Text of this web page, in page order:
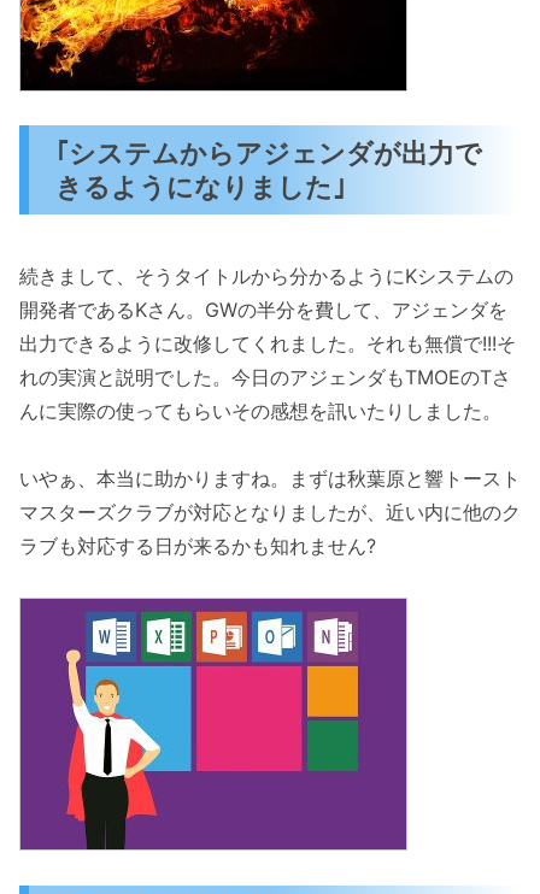
｢システムからアジェンダが出力で
きるようになりました｣
続きまして、そうタイトルから分かるようにKシステムの
開発者であるKさん。GWの半分を費して、アジェンダを
出力できるように改修してくれました。それも無償で!!!そ
れの実演と説明でした。今日のアジェンダもTMOEのTさ
んに実際の使ってもらいその感想を訊いたりしました。
いやぁ、本当に助かりますね。まずは秋葉原と響トースト
マスターズクラブが対応となりましたが、近い内に他のク
ラブも対応する日が来るかも知れません?